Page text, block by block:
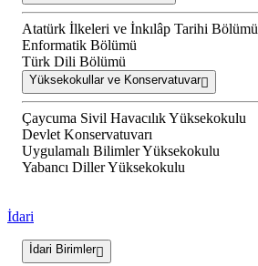
Atatürk İlkeleri ve İnkılâp Tarihi Bölümü
Enformatik Bölümü
Türk Dili Bölümü
Yüksekokullar ve Konservatuvar
Çaycuma Sivil Havacılık Yüksekokulu
Devlet Konservatuvarı
Uygulamalı Bilimler Yüksekokulu
Yabancı Diller Yüksekokulu
İdari
İdari Birimler